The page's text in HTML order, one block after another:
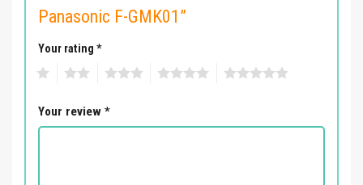
Panasonic F-GMK01”
Your rating *
Your review *